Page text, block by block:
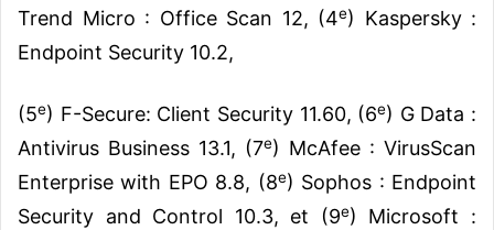
Trend Micro : Office Scan 12, (4e) Kaspersky :
Endpoint Security 10.2,
(5e) F-Secure: Client Security 11.60, (6e) G Data :
Antivirus Business 13.1, (7e) McAfee : VirusScan
Enterprise with EPO 8.8, (8e) Sophos : Endpoint
Security and Control 10.3, et (9e) Microsoft :